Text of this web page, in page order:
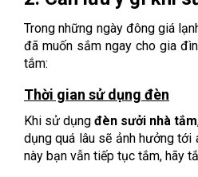
Trong những ngày đông giá
đã muốn sắm ngay cho gia
tắm:
Thời gian sử dụng đèn
Khi sử dụngđèn sưởi nhà tắm
dụng quá lâu sẽ ảnh hưởng tới
này bạn vẫn tiếp tục tắm, hãy